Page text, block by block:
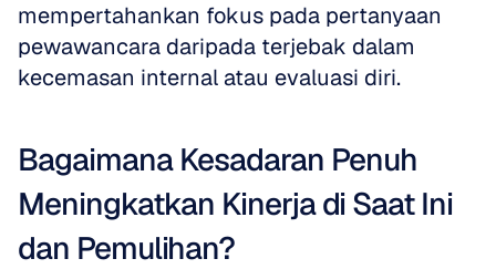
mempertahankan fokus pada pertanyaan
pewawancara daripada terjebak dalam
kecemasan internal atau evaluasi diri.
Bagaimana Kesadaran Penuh
Meningkatkan Kinerja di Saat Ini
dan Pemulihan?